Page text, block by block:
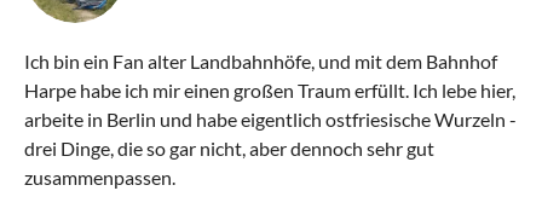
Ich bin ein Fan alter Landbahnhöfe, und mit dem Bahnhof
Harpe habe ich mir einen großen Traum erfüllt. Ich lebe hier,
arbeite in Berlin und habe eigentlich ostfriesische Wurzeln -
drei Dinge, die so gar nicht, aber dennoch sehr gut
zusammenpassen.